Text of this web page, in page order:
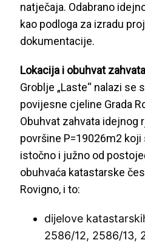
natječaja. Odabrano
kao podloga za izradu
dokumentacije.
Lokacija i obuhvat zahvata
Groblje „Laste“ nalazi se
povijesne cjeline Grada
Obuhvat zahvata idejnog
površine P=19026m2
istočno i južno od
obuhvaća katastarske
Rovigno, i to:
dijelove
2586/12, 2586/13,